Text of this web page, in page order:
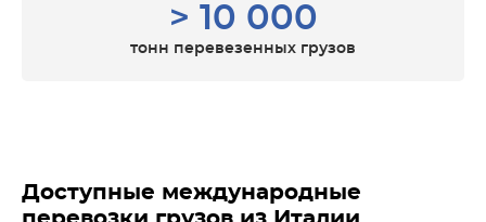
> 10 000
тонн перевезенных грузов
Доступные международные